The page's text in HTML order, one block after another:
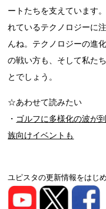
ートたちを支えています
れているテクノロジーに
んね。テクノロジーの進
の戦い方も、そして私た
とでしょう。
☆あわせて読みたい
・ ゴルフに多様化の波が
族向けイベントも
ユピスタの更新情報をはじ